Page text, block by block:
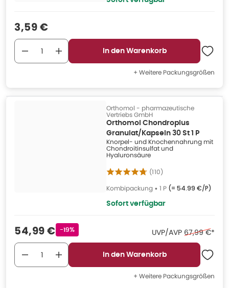
Verkaufspreis
3,59 €
In den Warenkorb
+ Weitere Packungsgrößen
Orthomol - pharmazeutische
Vertriebs GmbH
Orthomol Chondroplus
Granulat/Kapseln 30 St 1 P
Knorpel- und Knochennahrung mit
Chondroitinsulfat und
Hyaluronsäure
(110)
Kombipackung • 1 P (= 54.99 €/P)
Sofort verfügbar
Verkaufspreis
54,99 € Rabattstempel
-19% UVP/AVP Ehemaliger
67,99 €*
In den Warenkorb
+ Weitere Packungsgrößen